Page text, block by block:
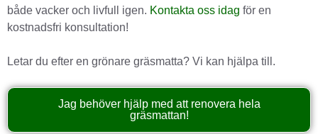
både vacker och livfull igen. Kontakta oss idag för en
kostnadsfri konsultation!
Letar du efter en grönare gräsmatta? Vi kan hjälpa till.
Jag behöver hjälp med att renovera hela
gräsmattan!